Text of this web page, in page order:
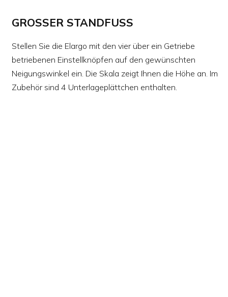
GROSSER STANDFUSS
Stellen Sie die Elargo mit den vier über ein Getriebe
betriebenen Einstellknöpfen auf den gewünschten
Neigungswinkel ein. Die Skala zeigt Ihnen die Höhe an. Im
Zubehör sind 4 Unterlageplättchen enthalten.